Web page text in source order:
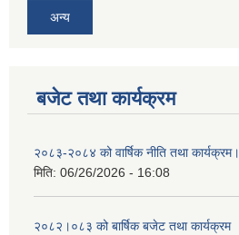
अन्य
बजेट तथा कार्यक्रम
२०८३-२०८४ को वार्षिक नीति तथा कार्यक्रम।
मिति: 06/26/2026 - 16:08
२०८२।०८३ को बार्षिक बजेट तथा कार्यक्रम